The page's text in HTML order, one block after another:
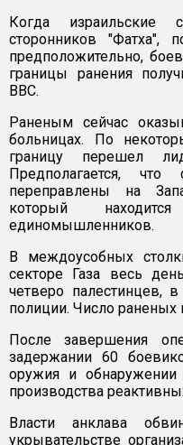
Когда израильские
сторонников
предположительно,
границы ранения
BBC.
Раненым сейчас
больницах. По
границу перешел
Предполагается,
переправлены на
который
единомышленников.
В междоусобных
секторе Газа весь
четверо палестинцев,
полиции. Число
После завершения
задержании 60
оружия и обнаружении
производства
Власти анклава
укрывательстве